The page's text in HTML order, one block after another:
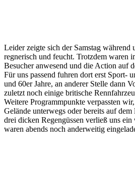
Leider zeigte sich der Samstag während
regnerisch und feucht. Trotzdem waren
Besucher anwesend und die Action auf
Für uns passend fuhren dort erst Sport-
und 60er Jahre, an anderer Stelle dann
zuletzt noch einige britische
Weitere Programmpunkte verpassten
Gelände unterwegs oder bereits auf
drei dicken Regengüssen verließ uns
waren abends noch anderweitig